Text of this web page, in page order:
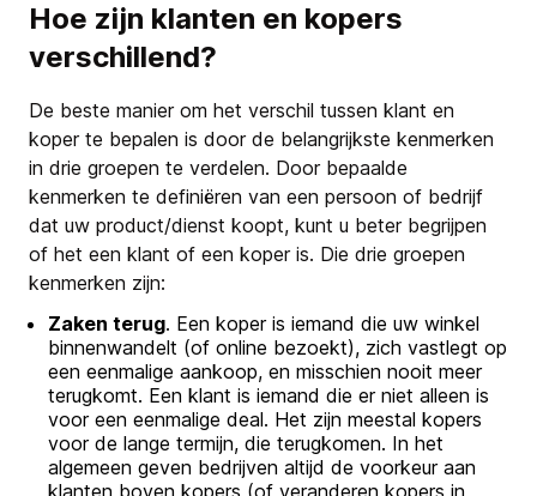
Hoe zijn klanten en kopers
verschillend?
De beste manier om het verschil tussen klant en
koper te bepalen is door de belangrijkste kenmerken
in drie groepen te verdelen. Door bepaalde
kenmerken te definiëren van een persoon of bedrijf
dat uw product/dienst koopt, kunt u beter begrijpen
of het een klant of een koper is. Die drie groepen
kenmerken zijn:
Zaken terug. Een koper is iemand die uw winkel
binnenwandelt (of online bezoekt), zich vastlegt op
een eenmalige aankoop, en misschien nooit meer
terugkomt. Een klant is iemand die er niet alleen is
voor een eenmalige deal. Het zijn meestal kopers
voor de lange termijn, die terugkomen. In het
algemeen geven bedrijven altijd de voorkeur aan
klanten boven kopers (of veranderen kopers in